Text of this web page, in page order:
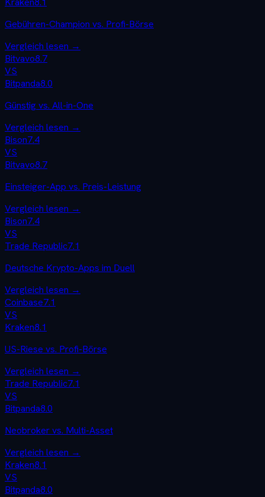
Gebühren-Champion vs. Profi-Börse
Vergleich lesen →
Bitvavo8.7
VS
Bitpanda8.0
Günstig vs. All-in-One
Vergleich lesen →
Bison7.4
VS
Bitvavo8.7
Einsteiger-App vs. Preis-Leistung
Vergleich lesen →
Bison7.4
VS
Trade Republic7.1
Deutsche Krypto-Apps im Duell
Vergleich lesen →
Coinbase7.1
VS
Kraken8.1
US-Riese vs. Profi-Börse
Vergleich lesen →
Trade Republic7.1
VS
Bitpanda8.0
Neobroker vs. Multi-Asset
Vergleich lesen →
Kraken8.1
VS
Bitpanda8.0